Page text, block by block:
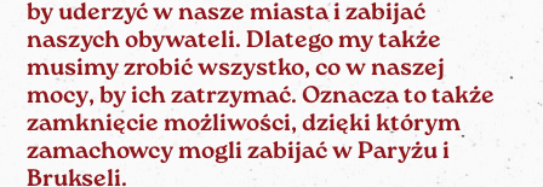
by uderzyć w nasze miasta i zabijać
naszych obywateli. Dlatego my także
musimy zrobić wszystko, co w naszej
mocy, by ich zatrzymać. Oznacza to także
zamknięcie możliwości, dzięki którym
zamachowcy mogli zabijać w Paryżu i
Brukseli.